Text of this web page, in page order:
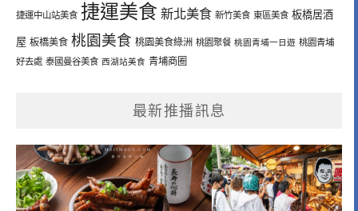
捷運中山站美食 捷運美食 新北美食 新竹美食 東區美食 板橋居酒
屋 板橋美食 桃園美食 桃園美食綠洲 桃園聚餐 桃園青埔一日遊 桃園青埔
好去處 泰國曼谷美食 西湖站美食 青埔商圈
最新推播訊息